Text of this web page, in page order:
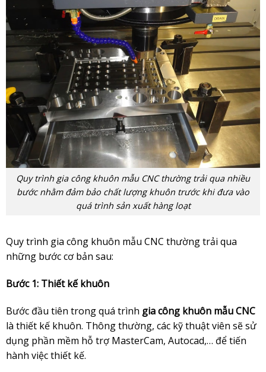
Quy trình gia công khuôn mẫu CNC thường trải qua nhiều
bước nhằm đảm bảo chất lượng khuôn trước khi đưa vào
quá trình sản xuất hàng loạt
Quy trình gia công khuôn mẫu CNC thường trải qua
những bước cơ bản sau:
Bước 1: Thiết kế khuôn
Bước đầu tiên trong quá trình gia công khuôn mẫu CNC
là thiết kế khuôn. Thông thường, các kỹ thuật viên sẽ sử
dụng phần mềm hỗ trợ MasterCam, Autocad,… để tiến
hành việc thiết kế.